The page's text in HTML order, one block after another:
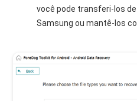
você pode transferi-los
Samsung ou mantê-los